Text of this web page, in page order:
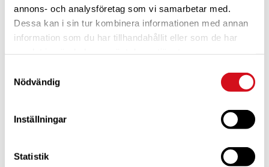
annons- och analysföretag som vi samarbetar med.
Dessa kan i sin tur kombinera informationen med annan
information som du har tillhandahållit eller som de har
Nödvändig
Inställningar
Statistik
För dig som är blivande ny medlemTa del av alla förmåner.
Bli medlem idag.